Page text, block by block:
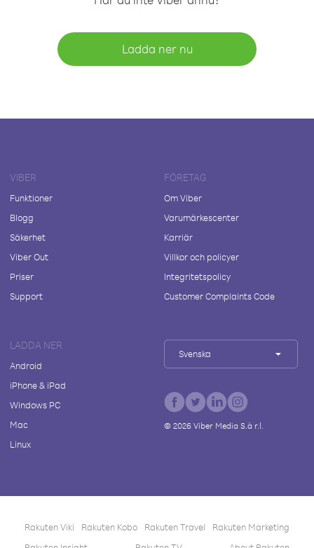
Ladda ner nu
VIBER
Funktioner
Blogg
Säkerhet
Viber Out
Priser
Support
FÖRETAG
Om Viber
Varumärkescenter
Karriär
Villkor och policyer
Integritetspolicy
Customer Complaints Code
LADDA NER
Android
iPhone & iPad
Windows PC
Mac
Linux
Svenska
© 2026Viber Media S.à r.l.
Rakuten Viki Rakuten Kobo Rakuten Travel
Rakuten Marketing